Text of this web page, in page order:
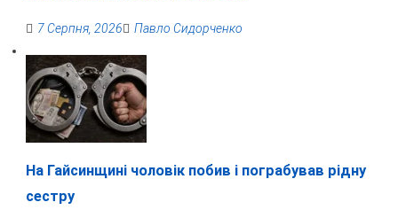
7 Серпня, 2026 Павло Сидорченко
На Гайсинщині чоловік побив і пограбував рідну
сестру